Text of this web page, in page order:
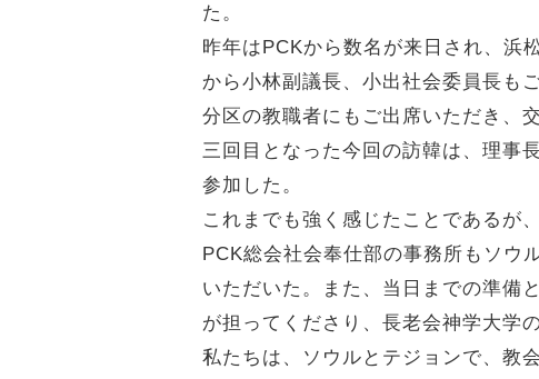
た。
昨年はPCKから数名が来日され、浜
から小林副議長、小出社会委員長も
分区の教職者にもご出席いただき、
三回目となった今回の訪韓は、理事
参加した。
これまでも強く感じたことであるが
PCK総会社会奉仕部の事務所もソウ
いただいた。また、当日までの準備
が担ってくださり、長老会神学大学
私たちは、ソウルとテジョンで、教